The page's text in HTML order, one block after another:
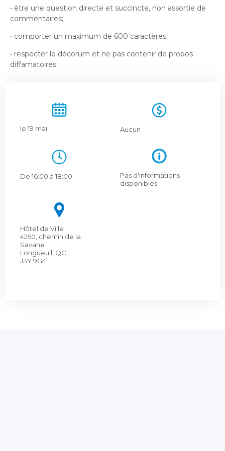
nouvelle
fenêtre
contractuelle
dans
fenêtre
Bureau protecteur citoyen
Bureau protecteur citoyen
Centre-ville de Longueuil
Cour municipale et contravention
Cour municipale et contravention
Office de participation publique de Longueuil
Office de participation publique de Longueuil
Politiques municipales
Réclamations
Vérificatrice générale
Vérificatrice générale
• être une question directe et succincte, non assortie de
commentaires;
• comporter un maximum de 600 caractères;
• respecter le décorum et ne pas contenir de propos
diffamatoires.
le 19 mai
De 16:00 à 18:00
Aucun
Pas d'informations
disponibles
Hôtel de Ville
4250, chemin de la
Savane
Longueuil, QC
J3Y 9G4